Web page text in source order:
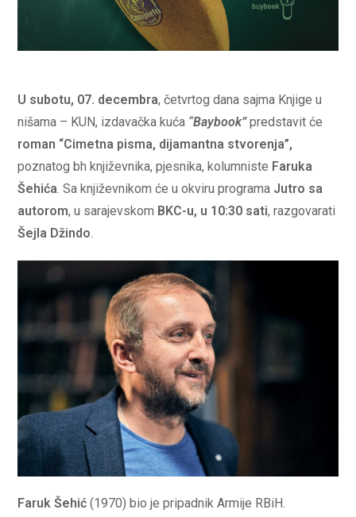
U subotu, 07. decembra, četvrtog dana sajma Knjige u
nišama – KUN, izdavačka kuća “Baybook”predstavit će
roman “Cimetna pisma, dijamantna stvorenja”,
poznatog bh književnika, pjesnika, kolumniste Faruka
Šehića. Sa književnikom će u okviru programa Jutro sa
autorom, u sarajevskom BKC-u, u 10:30 sati, razgovarati
Šejla Džindo.
Faruk Šehić (1970) bio je pripadnik Armije RBiH.